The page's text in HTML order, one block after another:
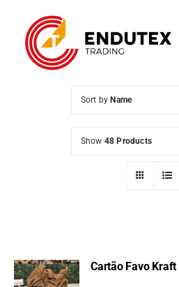
content
Sort by Name
Show 48 Products
Cartão Favo